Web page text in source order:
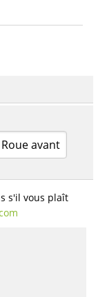
avant
s'il vous plaît